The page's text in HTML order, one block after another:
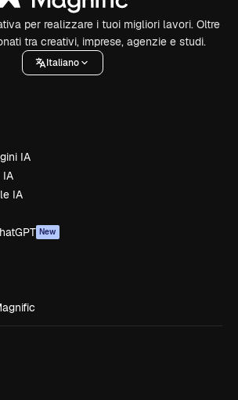
per realizzare i tuoi migliori lavori. Oltre
tra creativi, imprese, agenzie e studi.
Italiano
IA
IA
IA
New